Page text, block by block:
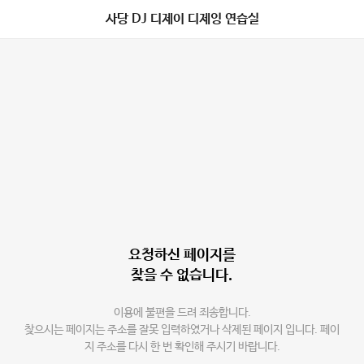
사당 DJ 디제이 디제잉 연습실
요청하신 페이지를
찾을 수 없습니다.
이용에 불편을 드려 죄송합니다.
찾으시는 페이지는 주소를 잘못 입력하였거나 삭제된 페이지 입니다. 페이
지 주소를 다시 한 번 확인해 주시기 바랍니다.